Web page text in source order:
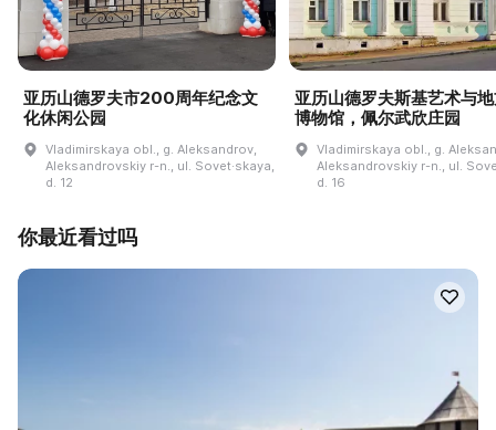
亚历山德罗夫市200周年纪念文
化休闲公园
Vladimirskaya obl., g. Aleksandrov,
Aleksandrovskiy r-n., ul. Sovet·skaya,
d. 12
亚历山德罗夫斯基艺术与
博物馆，佩尔武欣庄园
Vladimirskaya obl., g.
Aleksandrovskiy r-n., ul.
d. 16
你最近看过吗